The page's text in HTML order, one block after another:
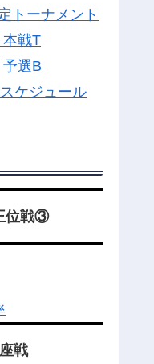
トーナメント
戦T
選B
ケジュール
位戦③
戦